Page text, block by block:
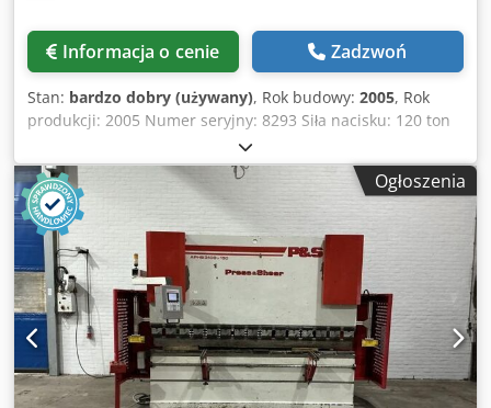
Informacja o cenie Zadzwoń
Stan: bardzo dobry (używany), Rok budowy: 2005, Rok
produkcji: 2005 Numer seryjny: 8293 Siła nacisku: 120 ton
Długość gięcia: 3100 mm Skok maksymalny: 260 mm
Ciśnienie robocze: 240 bar Moc silnika: 11 kW Dodpfszk
Epvsx Ad Nekr Zasilanie: 400 V / 50 Hz / 3 fazy Waga: 7 500
kg Wymiary maszyny (dł. x szer. x wys.): 3550 x 1800 x 2800
mm
Ogłoszenia